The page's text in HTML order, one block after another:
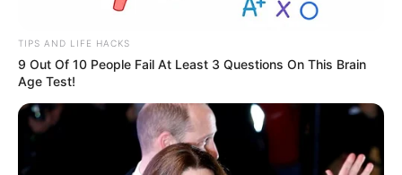
TIPS AND LIFE HACKS
9 Out Of 10 People Fail At Least 3 Questions On This Brain
Age Test!